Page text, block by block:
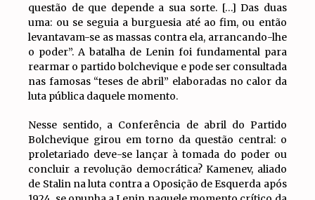
questão de que depende a sua sorte. […] Das duas
uma: ou se seguia a burguesia até ao fim, ou então
levantavam-se as massas contra ela, arrancando-lhe
o poder”. A batalha de Lenin foi fundamental para
rearmar o partido bolchevique e pode ser consultada
nas famosas “teses de abril” elaboradas no calor da
luta pública daquele momento.
Nesse sentido, a Conferência de abril do Partido
Bolchevique girou em torno da questão central: o
proletariado deve-se lançar à tomada do poder ou
concluir a revolução democrática? Kamenev, aliado
de Stalin na luta contra a Oposição de Esquerda após